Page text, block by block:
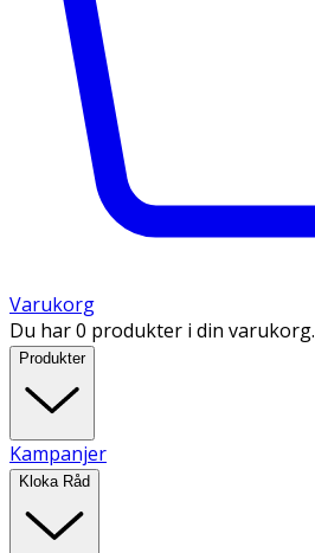
Varukorg
Du har 0 produkter i din varukorg.
Produkter
Kampanjer
Kloka Råd